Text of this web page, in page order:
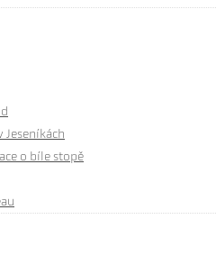
Jeseníkách
o bíle stopě